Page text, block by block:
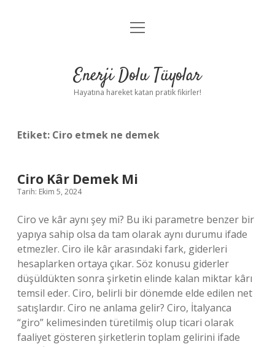
Anasayfa
Yasal Uyarı
menüyü
Enerji Dolu Tüyolar
Hayatına hareket katan pratik fikirler!
Etiket: Ciro etmek ne demek
Ciro Kâr Demek Mi
Tarih: Ekim 5, 2024
Ciro ve kâr aynı şey mi? Bu iki parametre benzer bir
yapıya sahip olsa da tam olarak aynı durumu ifade
etmezler. Ciro ile kâr arasındaki fark, giderleri
hesaplarken ortaya çıkar. Söz konusu giderler
düşüldükten sonra şirketin elinde kalan miktar kârı
temsil eder. Ciro, belirli bir dönemde elde edilen net
satışlardır. Ciro ne anlama gelir? Ciro, İtalyanca
“giro” kelimesinden türetilmiş olup ticari olarak
faaliyet gösteren şirketlerin toplam gelirini ifade